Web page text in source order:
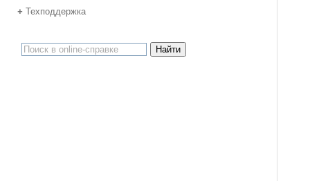
+ Техподдержка